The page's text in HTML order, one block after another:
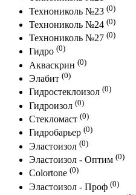
Технониколь №23 (0)
Технониколь №24 (0)
Технониколь №27 (0)
Гидро (0)
Акваскрин (0)
Элабит (0)
Гидростеклоизол (0)
Гидроизол (0)
Стекломаст (0)
Гидробарьер (0)
Эластоизол (0)
Эластоизол - Оптим (0)
Colortone (0)
Эластоизол - Проф (0)